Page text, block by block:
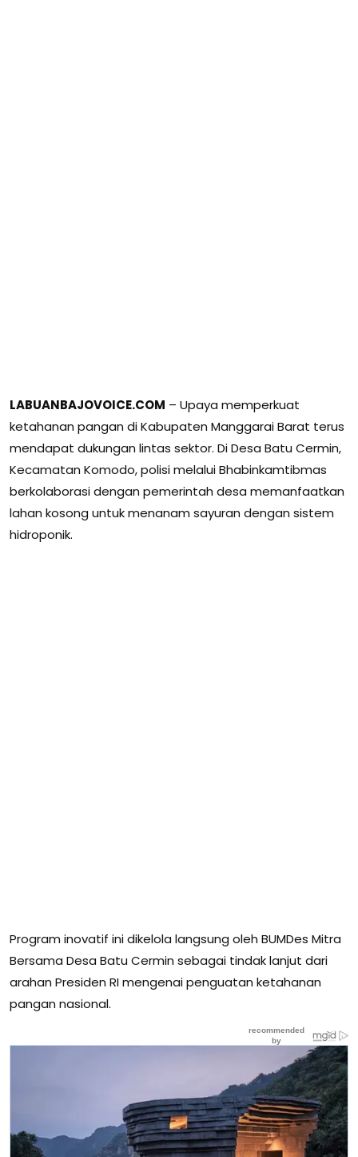
LABUANBAJOVOICE.COM – Upaya memperkuat
ketahanan pangan di Kabupaten Manggarai Barat terus
mendapat dukungan lintas sektor. Di Desa Batu Cermin,
Kecamatan Komodo, polisi melalui Bhabinkamtibmas
berkolaborasi dengan pemerintah desa memanfaatkan
lahan kosong untuk menanam sayuran dengan sistem
hidroponik.
Program inovatif ini dikelola langsung oleh BUMDes Mitra
Bersama Desa Batu Cermin sebagai tindak lanjut dari
arahan Presiden RI mengenai penguatan ketahanan
pangan nasional.